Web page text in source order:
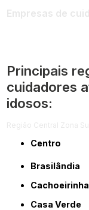
Principais
cuidadores
idosos:
Centro
Brasilândia
Cachoeirinha
Casa Verde